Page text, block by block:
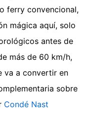
ferry convencional,
mágica aquí, solo
antes de
más de 60 km/h,
va a convertir en
sobre
Condé Nast